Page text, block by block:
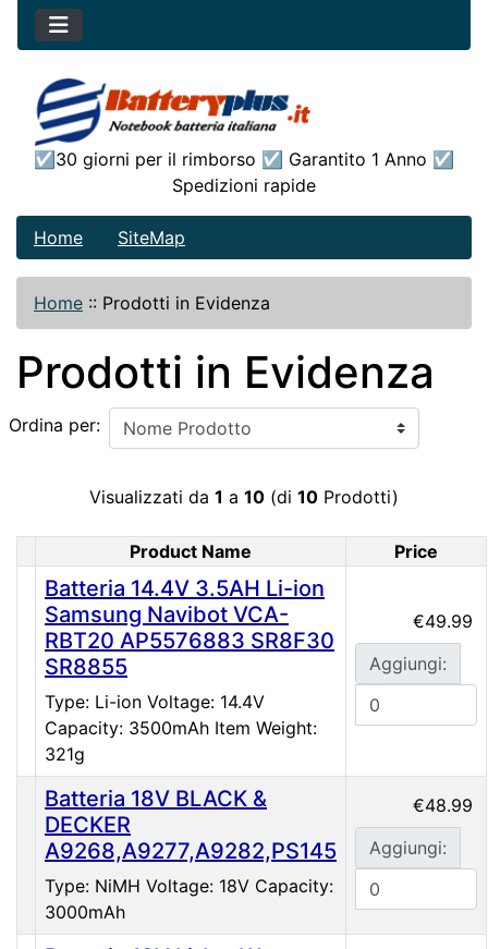
☑30 giorni per il rimborso ☑ Garantito 1 Anno ☑
Spedizioni rapide
Home SiteMap
Home :: Prodotti in Evidenza
Prodotti in Evidenza
Ordina per:
Visualizzati da 1 a 10 (di 10 Prodotti)
Product Image
Product Name Price
Batteria 14.4V 3.5AH Li-ion
Samsung Navibot VCA-
RBT20 AP5576883 SR8F30
SR8855
Type: Li-ion Voltage: 14.4V
Capacity: 3500mAh Item Weight:
321g
€49.99
Aggiungi:
Batteria 18V BLACK &
DECKER
A9268,A9277,A9282,PS145
Type: NiMH Voltage: 18V Capacity:
3000mAh
€48.99
Aggiungi: